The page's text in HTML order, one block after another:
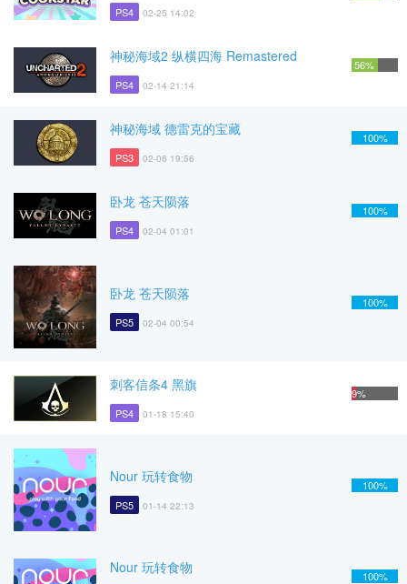
PS4 02-25 14:02
神秘海域2 纵横四海 Remastered
PS4 02-14 21:14
56%
神秘海域 德雷克的宝藏
PS3 02-06 19:56
100%
卧龙 苍天陨落
PS4 02-04 01:01
100%
卧龙 苍天陨落
PS5 02-04 00:54
100%
刺客信条4 黑旗
PS4 01-18 15:40
9%
Nour 玩转食物
PS5 01-14 22:13
100%
Nour 玩转食物 100%